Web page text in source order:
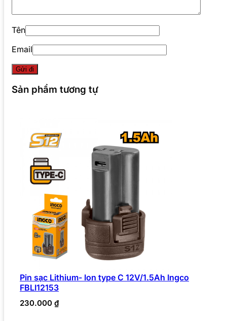
Tên
Email
Sản phẩm tương tự
Pin sạc Lithium- Ion type C 12V/1.5Ah Ingco
FBLI12153
230.000 ₫